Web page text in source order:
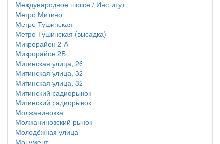
Международное шоссе / Институт
Метро Митино
Метро Тушинская
Метро Тушинская (высадка)
Микрорайон 2-А
Микрорайон 2Б
Митинская улица, 26
Митинская улица, 32
Митинская улица, 32
Митинский радиорынок
Митинский радиорынок
Молжаниновка
Молжаниновский рынок
Молодёжная улица
Монумент